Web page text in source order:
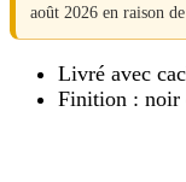
août 2026 en raison
Livré avec
Finition : noir